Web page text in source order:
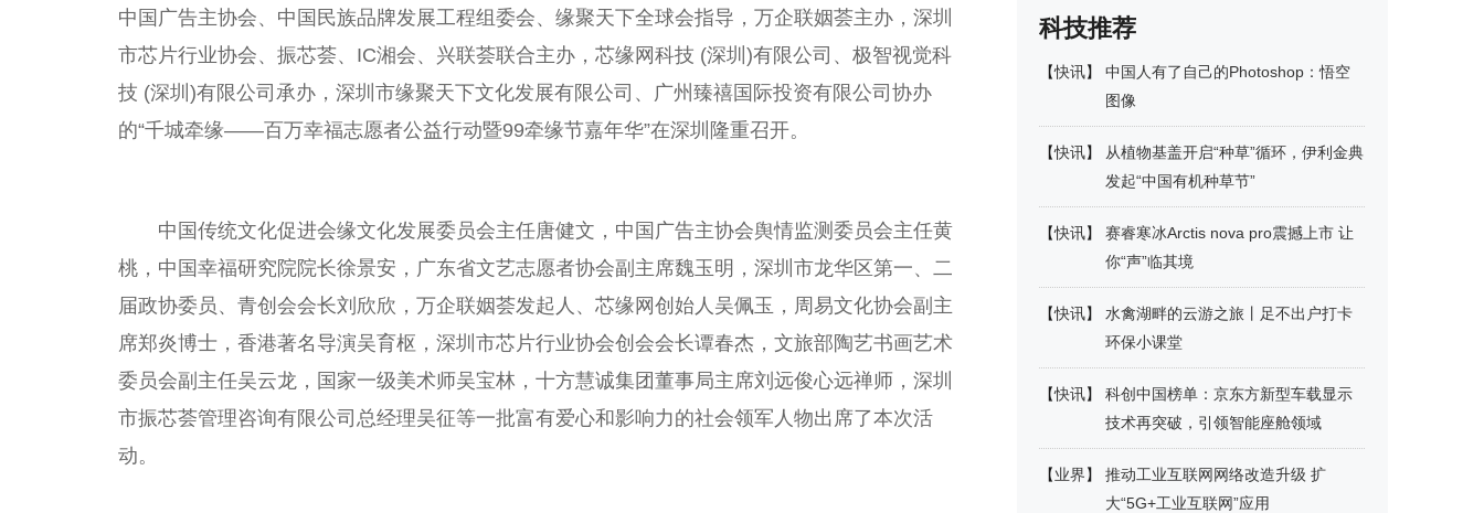
中国 广告主协会、 中国 民族品牌发展工程组委会、缘聚天下全球会指导，万企联姻荟主办，深圳
市芯片行业协会、振芯荟、IC湘会、兴联荟联合主办，芯缘网科技 (深圳)有限公司、极智视觉科
技 (深圳)有限公司承办，深圳市缘聚天下文化发展有限公司、广州臻禧国际投资有限公司协办
的“千城牵缘——百万幸福志愿者公益行动暨99牵缘节嘉年华”在深圳隆重召开。
中国传统文化促进会缘文化发展委员会主任唐健文， 中国 广告主协会舆情监测 委员会主任黄
桃， 中国幸福研究院院长徐景安，广东省文艺志愿者协会副 主席魏玉明，深圳市龙华区第一、二
届政协委员 、青创会会长刘欣欣，万企联姻荟发起人、芯缘网创始人吴佩玉，周易文化协会副 主
席郑炎博士， 香港著名导演吴育枢，深圳市芯片行业协会创会会长谭春杰，文旅部陶艺书画艺术
委员会副 主任吴云龙， 国家一级美术师吴宝林，十方慧诚集团董事局主席刘远俊心远禅师，深圳
市振芯荟管理咨询有限公司 总经理吴征等一批富有爱心和影响力的社会领军人物出席了本次活
动。
科技推荐
【快讯】
中国人有了自己的Photoshop：悟空
图像
【快讯】
从植物基盖开启“种草”循环，伊利金典
发起“中国有机种草节”
【快讯】
赛睿寒冰Arctis nova pro震撼上市 让
你“声”临其境
【快讯】
水禽湖畔的云游之旅丨足不出户打卡
环保小课堂
【快讯】
科创中国榜单：京东方新型车载显示
技术再突破，引领智能座舱领域
【业界】
推动工业互联网网络改造升级 扩
大“5G+工业互联网”应用